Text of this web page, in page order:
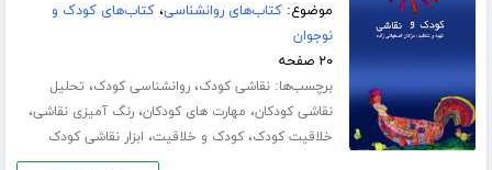
موضوع:کتاب‌های روانشناسی،کتاب‌های کودک و
نوجوان
۲۰ صفحه
برچسب‌ها:نقاشی کودک،روانشناسی کودک، تحلیل
نقاشی کودکان، مهارت های کودکان،رنگ آمیزی نقاشی،
خلاقیت کودک،کودک و خلاقیت، ابزار نقاشی کودک